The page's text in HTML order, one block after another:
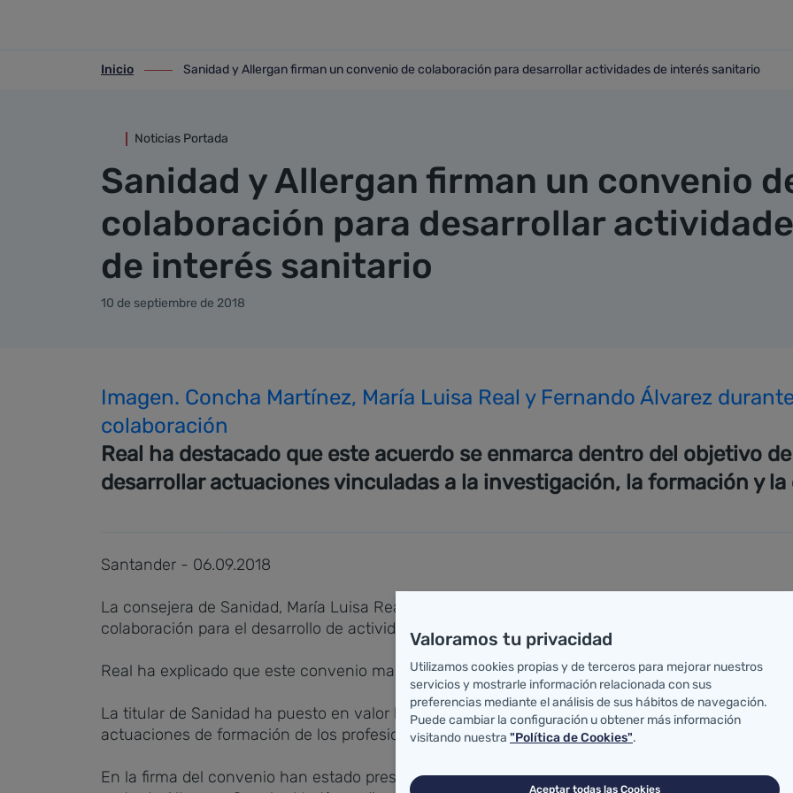
ir-a inicio
Inicio
ir-a Sanidad y Allergan firman un convenio de colaboración para desarrollar actividades de interés
Sanidad y Allergan firman un convenio de colaboración para desarrollar actividades de interés sanitario
Noticias Portada
Sanidad y Allergan firman un convenio
colaboración para desarrollar
de interés sanitario
10 de septiembre de 2018
Imagen. Concha Martínez, María Luisa Real y Fernando Álvarez
colaboración
Real ha destacado que este acuerdo se enmarca dentro del objetivo
desarrollar actuaciones vinculadas a la investigación, la formación y
Santander - 06.09.2018
La consejera de Sanidad, María Luisa Real, y el director general de Allergan, Fernando
colaboración para el desarrollo de actividades de interés sanitario vinculadas con la
Real ha explicado que este convenio marco se desarrollará mediante convenios específicos de
La titular de Sanidad ha puesto en valor la firma de este convenio de colaboración que
actuaciones de formación de los profesionales y mejora de la calidad sanitaria.
En la firma del convenio han estado presentes Julio Pascual, director gerente del Hospital
Valoramos tu privacidad
Utilizamos cookies propias y de terceros para mejorar nuestros
servicios y mostrarle información relacionada con sus
preferencias mediante el análisis de sus hábitos de navegación.
Puede cambiar la configuración u obtener más información
visitando nuestra "Política de Cookies".
Aceptar todas las Cookies